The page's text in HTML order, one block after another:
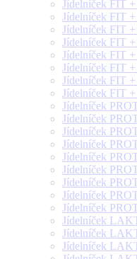
Jídelníček FIT
Jídelníček FIT
Jídelníček FIT
Jídelníček FIT
Jídelníček FIT
Jídelníček FIT
Jídelníček FIT
Jídelníček FIT
Jídelníček
Jídelníček
Jídelníček
Jídelníček
Jídelníček
Jídelníček
Jídelníček
Jídelníček
Jídelníček
Jídelníček
Jídelníček
Jídelníček